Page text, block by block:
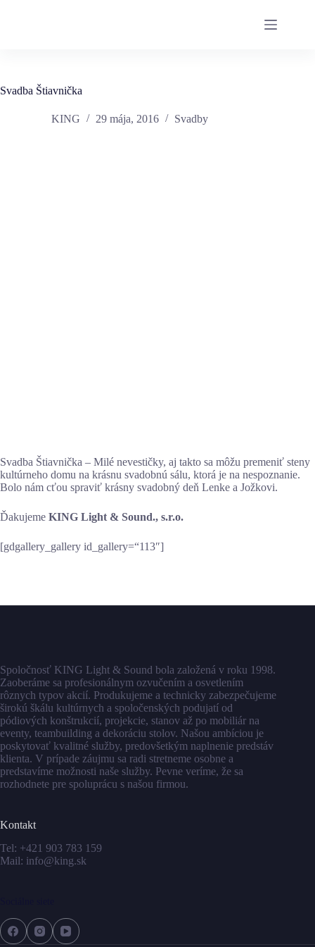
Svadba Štiavnička
KING 29 mája, 2016 Svadby
Svadba Štiavnička – Milé nevestičky, aj takto sa môžu premeniť steny
kultúrneho domu na krásnu svadobnú sálu, ktorá je na nespoznanie.
Bolo nám cťou spraviť krásny svadobný deň Lenke a Jožkovi.
Ďakujeme KING Light & Sound., s.r.o.
[gdgallery_gallery id_gallery=“113″]
Spoločnosť KING Light & Sound bola založená v roku 1998.
Zaoberáme sa profesionálnym ozvučením a osvetlením
rôznych typov akcií. Produkujeme a technicky zabezpečujeme
širokú škálu kultúrnych a spoločenských podujatí od
pódiových konštrukcií, projekcie, stanov až po mobiliár na
eventy, teambuilding a dekoráciu stolov. Našou ambíciou je
poskytovať kvalitné služby, predovšetkým naplnenie predstáv
klienta. V prípade záujmu sa radi stretneme osobne a
predstavíme možnosti naše služby. Pevne veríme, že sa
rozhodnete pre spoluprácu s našou firmou.
Kontakt
Tel: +421 903 783 159
Mail: info@king.sk